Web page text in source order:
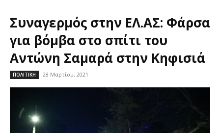
Συναγερμός στην ΕΛ.ΑΣ: Φάρσα
για βόμβα στο σπίτι του
Αντώνη Σαμαρά στην Κηφισιά
ΠΟΛΙΤΙΚΗ 28 Μαρτίου, 2021